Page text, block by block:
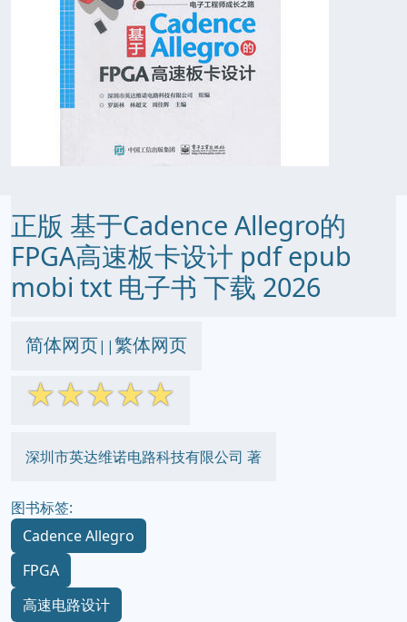
正版 基于Cadence Allegro的
FPGA高速板卡设计 pdf epub
mobi txt 电子书 下载 2026
简体网页||繁体网页
☆☆☆☆☆
深圳市英达维诺电路科技有限公司 著
图书标签:
Cadence Allegro
FPGA
高速电路设计